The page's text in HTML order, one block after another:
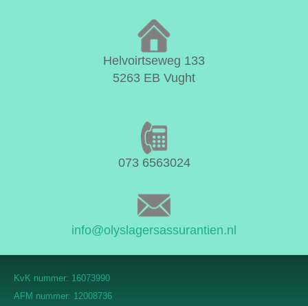
Helvoirtseweg 133
5263 EB Vught
073 6563024
info@olyslagersassurantien.nl
KvK nummer: 16073990
AFM nummer: 12008736